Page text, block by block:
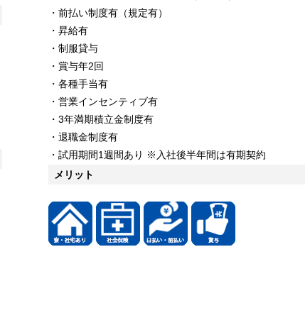
・前払い制度有（規定有）
・昇給有
・制服貸与
・賞与年2回
・各種手当有
・営業インセンティブ有
・3年満期積立金制度有
・退職金制度有
・試用期間1週間あり ※入社後半年間は有期契約
メリット